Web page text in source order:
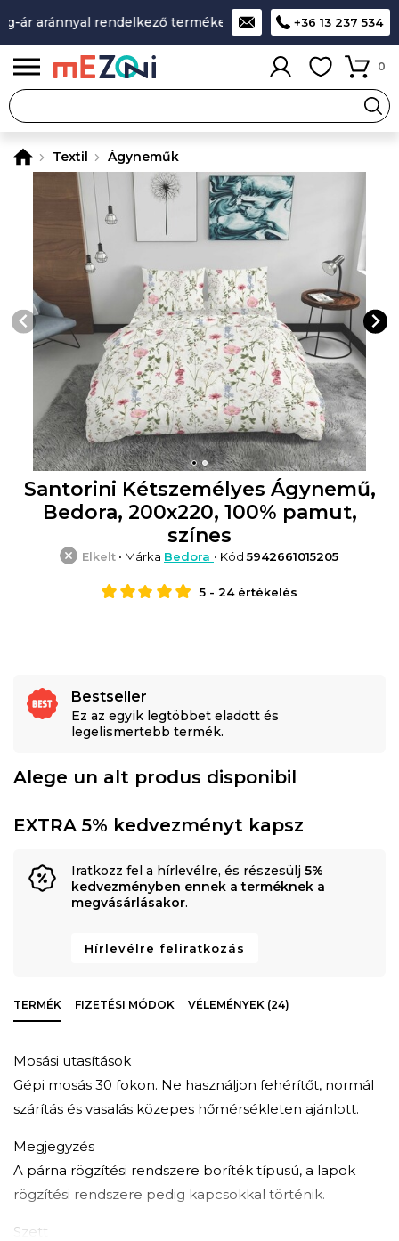
aránnyal rendelkező termékek A legjobb design-
+36 13 237 534
0
Textil Ágyneműk
Santorini Kétszemélyes Ágynemű,
Bedora, 200x220, 100% pamut,
színes
Elkelt • Márka Bedora • Kód5942661015205
5 - 24értékelés
Bestseller
Ez az egyik legtöbbet eladott és
legelismertebb termék.
Alege un alt produs disponibil
EXTRA 5% kedvezményt kapsz
Iratkozz fel a hírlevélre, és részesülj 5%
kedvezményben ennek a terméknek a
megvásárlásakor.
Hírlevélre feliratkozás
TERMÉK FIZETÉSI MÓDOK VÉLEMÉNYEK (24)
Mosási utasítások
Gépi mosás 30 fokon. Ne használjon fehérítőt, normál
szárítás és vasalás közepes hőmérsékleten ajánlott.
Megjegyzés
A párna rögzítési rendszere boríték típusú, a lapok
rögzítési rendszere pedig kapcsokkal történik.
Szett